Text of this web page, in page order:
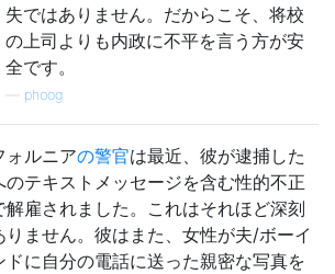
失ではありません。だからこそ、将校
の上司よりも内政に不平を言う方が安
全です。
phoog
ォルニアの警官は最近、彼が逮捕した
のテキストメッセージを含む性的不正
解雇されました。これはそれほど深刻
りません。彼はまた、女性が夫/ボーイ
ドに自分の電話に送った親密な写真を